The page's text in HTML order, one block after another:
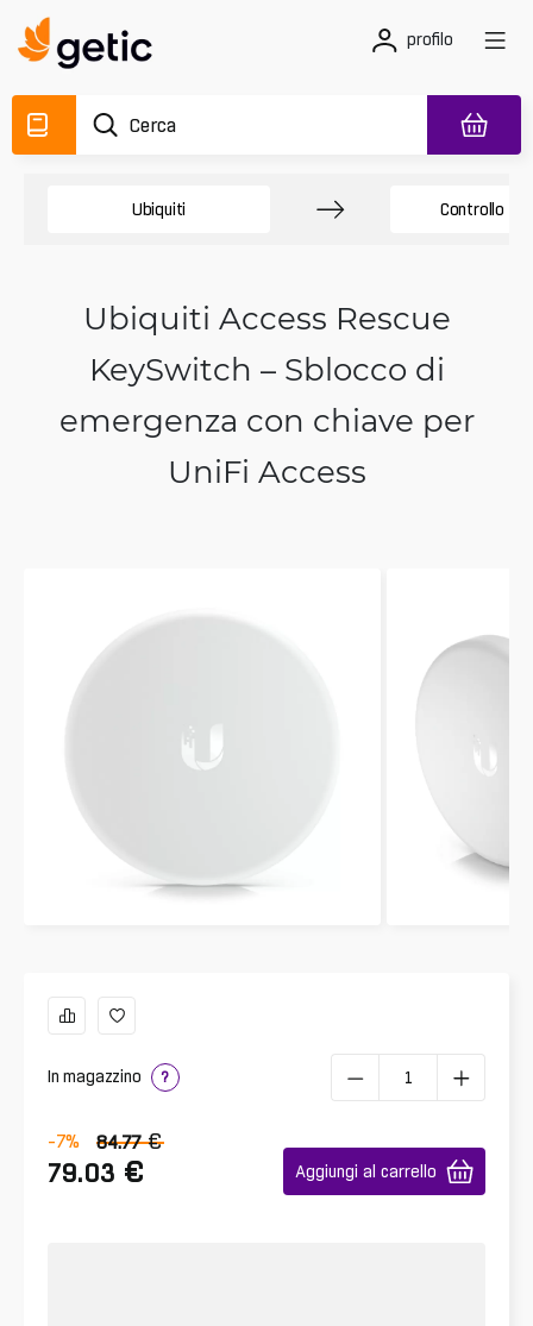
profilo
Ubiquiti Controllo
Ubiquiti Access Rescue
KeySwitch – Sblocco di
emergenza con chiave per
UniFi Access
In magazzino ?
-7% 84.77 €
79.03 € Aggiungi al carrello